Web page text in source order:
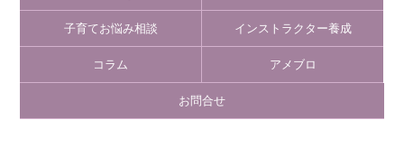
子育てお悩み相談 インストラクター養成
コラム アメブロ
お問合せ